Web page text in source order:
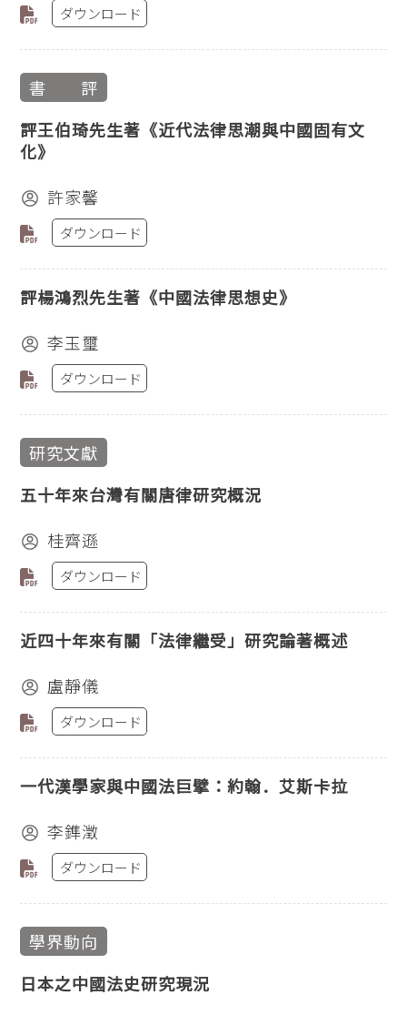
ダウンロード
書 評
評王伯琦先生著《近代法律思潮與中國固有文
化》
許家馨
ダウンロード
評楊鴻烈先生著《中國法律思想史》
李玉璽
ダウンロード
研究文獻
五十年來台灣有關唐律研究概況
桂齊遜
ダウンロード
近四十年來有關「法律繼受」研究論著概述
盧靜儀
ダウンロード
一代漢學家與中國法巨擘：約翰．艾斯卡拉
李鎨澂
ダウンロード
學界動向
日本之中國法史研究現況